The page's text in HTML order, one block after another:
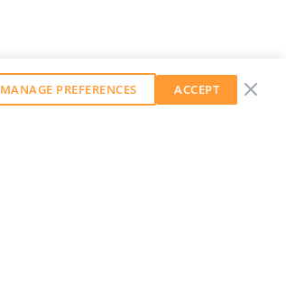
MANAGE PREFERENCES ACCEPT